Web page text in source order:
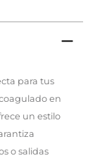
para tus
en
un estilo
o salidas